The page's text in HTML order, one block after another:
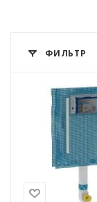
ФИЛЬТР